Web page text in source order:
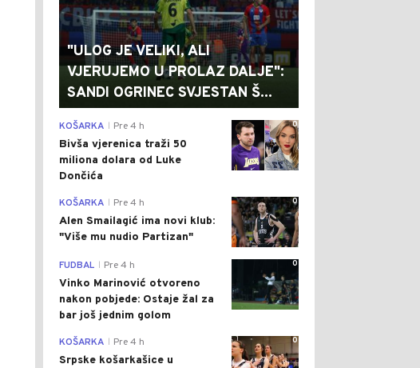
"ULOG JE VELIKI, ALI
VJERUJEMO U PROLAZ DALJE":
SANDI OGRINEC SVJESTAN Š...
0
KOŠARKA Pre 4 h
Bivša vjerenica traži 50
miliona dolara od Luke
Dončića
0
KOŠARKA Pre 4 h
Alen Smailagić ima novi klub:
"Više mu nudio Partizan"
0
FUDBAL Pre 4 h
Vinko Marinović otvoreno
nakon pobjede: Ostaje žal za
bar još jednim golom
0
KOŠARKA Pre 4 h
Srpske košarkašice u